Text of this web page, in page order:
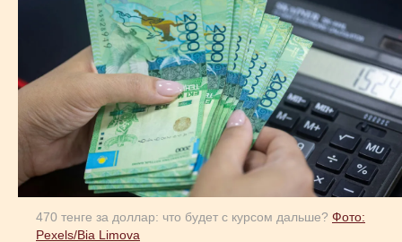
Технологии
Власть
Геополитика
Исследования
470 тенге за доллар: что будет с курсом дальше? Фото:
Pexels/Bia Limova